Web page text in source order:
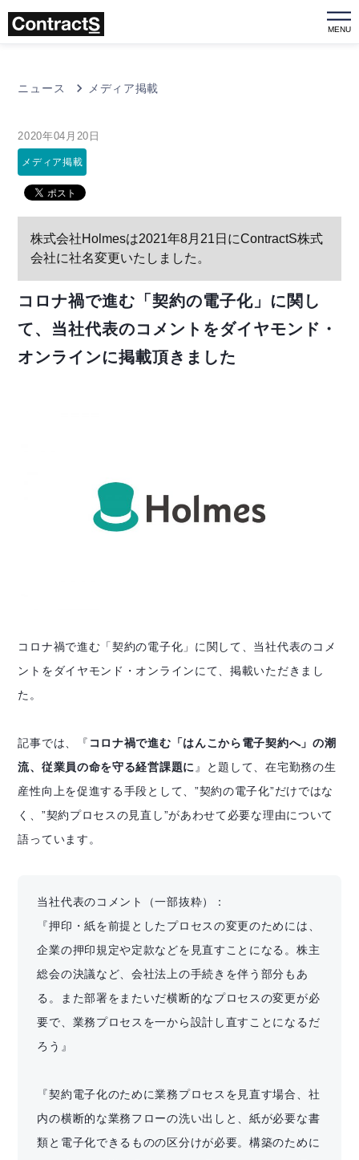
MENU
ニュース メディア掲載
2020年04月20日
メディア掲載
株式会社Holmesは2021年8月21日にContractS株式
会社に社名変更いたしました。
コロナ禍で進む「契約の電子化」に関し
て、当社代表のコメントをダイヤモンド・
オンラインに掲載頂きました
コロナ禍で進む「契約の電子化」に関して、当社代表のコメ
ントをダイヤモンド・オンラインにて、掲載いただきまし
た。
記事では、『 コロナ禍で進む「はんこから電子契約へ」の潮
流、従業員の命を守る経営課題に 』と題して、在宅勤務の生
産性向上を促進する手段として、”契約の電子化”だけではな
く、”契約プロセスの見直し”があわせて必要な理由について
語っています。
当社代表のコメント（一部抜粋）：
『押印・紙を前提としたプロセスの変更のためには、
企業の押印規定や定款などを見直すことになる。株主
総会の決議など、会社法上の手続きを伴う部分もあ
る。また部署をまたいだ横断的なプロセスの変更が必
要で、業務プロセスを一から設計し直すことになるだ
ろう』
『契約電子化のために業務プロセスを見直す場合、社
内の横断的な業務フローの洗い出しと、紙が必要な書
類と電子化できるものの区分けが必要。構築のために